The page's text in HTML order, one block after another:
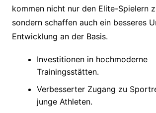
kommen nicht nur den Elite-Spielern
sondern schaffen auch ein besseres
Entwicklung an der Basis.
Investitionen in hochmoderne
Trainingsstätten.
Verbesserter Zugang zu
junge Athleten.